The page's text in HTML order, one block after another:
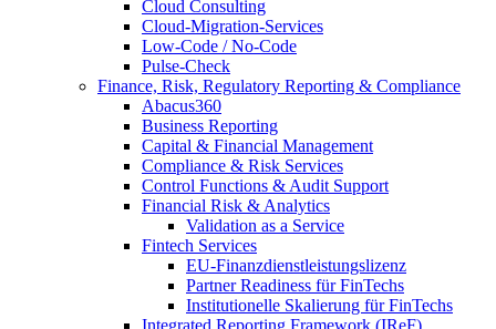
Cloud Consulting
Cloud-Migration-Services
Low-Code / No-Code
Pulse-Check
Finance, Risk, Regulatory Reporting & Compliance
Abacus360
Business Reporting
Capital & Financial Management
Compliance & Risk Services
Control Functions & Audit Support
Financial Risk & Analytics
Validation as a Service
Fintech Services
EU-Finanzdienstleistungslizenz
Partner Readiness für FinTechs
Institutionelle Skalierung für FinTechs
Integrated Reporting Framework (IReF)